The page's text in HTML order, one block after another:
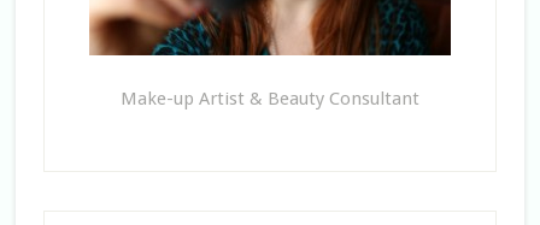
Make-up Artist & Beauty Consultant